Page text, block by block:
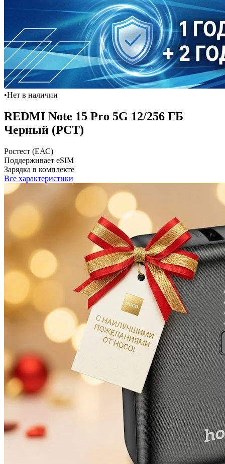
•Нет в наличии
REDMI Note 15 Pro 5G 12/256 ГБ
Черный (РСТ)
Ростест (ЕАС)
Поддерживает eSIM
Зарядка в комплекте
Все характеристики